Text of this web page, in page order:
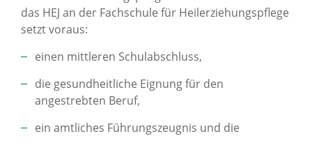
das HEJ an der Fachschule für Heilerziehungspflege
setzt voraus:
einen mittleren Schulabschluss,
die gesundheitliche Eignung für den
angestrebten Beruf,
ein amtliches Führungszeugnis und die